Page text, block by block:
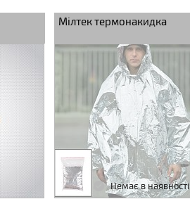
Мілтек термонакидка
Немає в наявності